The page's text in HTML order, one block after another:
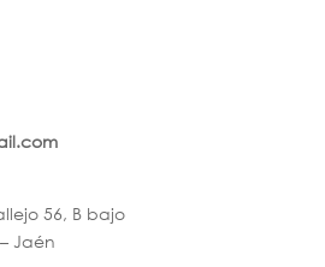
56, B bajo
Jaén